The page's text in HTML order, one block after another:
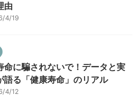
由
4/19
命に騙されないで！データと実
語る「健康寿命」のリアル
4/12